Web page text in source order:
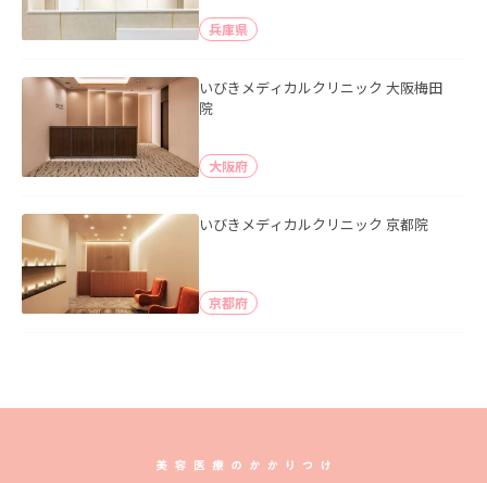
兵庫県
いびきメディカルクリニック 大阪梅田
院
大阪府
いびきメディカルクリニック 京都院
京都府